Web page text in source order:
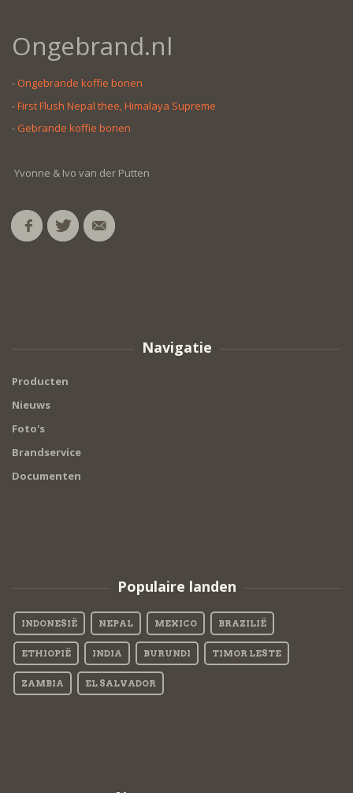
Ongebrand.nl
- Ongebrande koffie bonen
-First Flush Nepal thee, Himalaya Supreme
- Gebrande koffie bonen
Yvonne & Ivo van der Putten
Navigatie
Producten
Nieuws
Foto's
Brandservice
Documenten
Populaire landen
INDONESIË NEPAL MEXICO BRAZILIË
ETHIOPIË INDIA BURUNDI TIMOR LESTE
ZAMBIA EL SALVADOR